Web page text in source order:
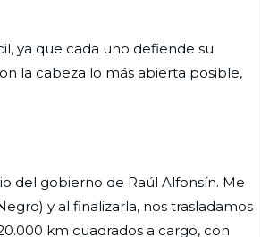
ya que cada uno defiende su
la cabeza lo más abierta posible,
del gobierno de Raúl Alfonsín. Me
y al finalizarla, nos trasladamos
km cuadrados a cargo, con